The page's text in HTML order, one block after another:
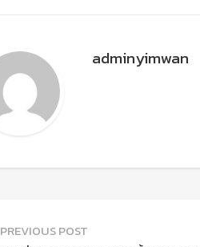
adminyimwan
PREVIOUS POST